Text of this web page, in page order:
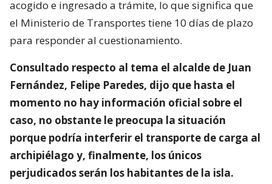
acogido e ingresado a trámite, lo que significa que
el Ministerio de Transportes tiene 10 días de plazo
para responder al cuestionamiento.
Consultado respecto al tema el alcalde de Juan
Fernández, Felipe Paredes, dijo que hasta el
momento no hay información oficial sobre el
caso, no obstante le preocupa la situación
porque podría interferir el transporte de carga al
archipiélago y, finalmente, los únicos
perjudicados serán los habitantes de la isla.